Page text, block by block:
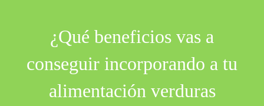
¿ Qué beneficios vas a
conseguir incorporando a tu
alimentación verduras